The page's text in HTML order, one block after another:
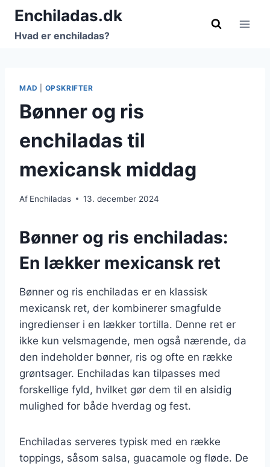
Fortsæt
indhold
Enchiladas.dk
Hvad er enchiladas?
MAD OPSKRIFTER
Bønner og ris
enchiladas til
mexicansk middag
Af Enchiladas 13. december 2024
Bønner og ris enchiladas:
En lækker mexicansk ret
Bønner og ris enchiladas er en klassisk
mexicansk ret, der kombinerer smagfulde
ingredienser i en lækker tortilla. Denne ret er
ikke kun velsmagende, men også nærende, da
den indeholder bønner, ris og ofte en række
grøntsager. Enchiladas kan tilpasses med
forskellige fyld, hvilket gør dem til en alsidig
mulighed for både hverdag og fest.
Enchiladas serveres typisk med en række
toppings, såsom salsa, guacamole og fløde. De